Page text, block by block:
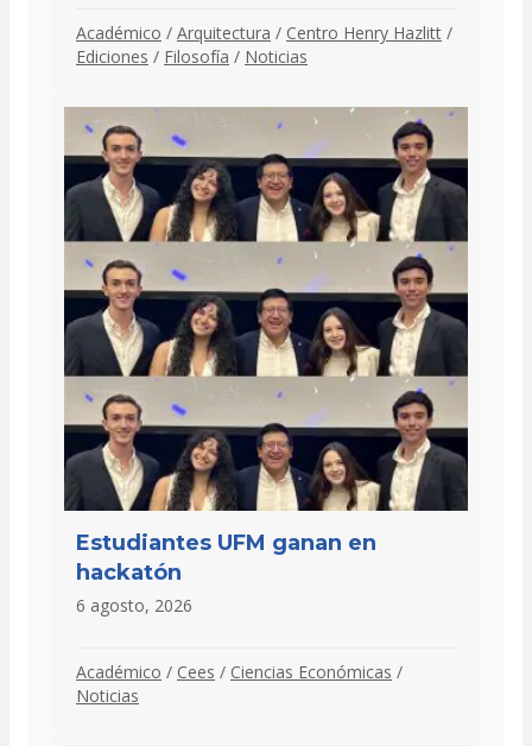
Académico / Arquitectura / Centro Henry Hazlitt /
Ediciones / Filosofía / Noticias
Estudiantes UFM ganan en
hackatón
6 agosto, 2026
Académico / Cees / Ciencias Económicas /
Noticias